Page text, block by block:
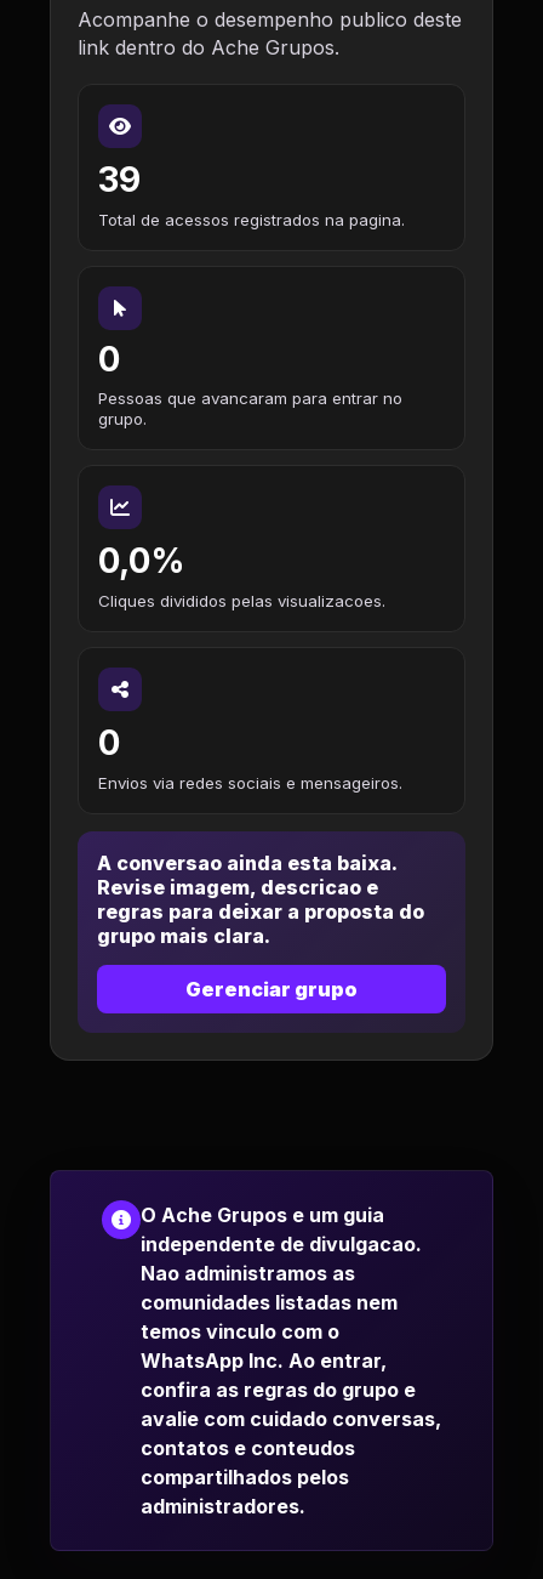
Acompanhe o desempenho publico deste
link dentro do Ache Grupos.
39
Total de acessos registrados na pagina.
0
Pessoas que avancaram para entrar no
grupo.
0,0%
Cliques divididos pelas visualizacoes.
0
Envios via redes sociais e mensageiros.
A conversao ainda esta baixa.
Revise imagem, descricao e
regras para deixar a proposta do
grupo mais clara.
Gerenciar grupo
O Ache Grupos e um guia
independente de divulgacao.
Nao administramos as
comunidades listadas nem
temos vinculo com o
WhatsApp Inc. Ao entrar,
confira as regras do grupo e
avalie com cuidado conversas,
contatos e conteudos
compartilhados pelos
administradores.